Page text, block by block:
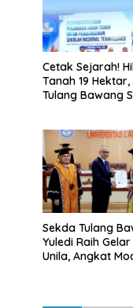
Cetak Sejarah!
Tanah 19
Tulang Bawang
Lampung
Sekda Tulang
Yuledi Raih
Unila, Angkat